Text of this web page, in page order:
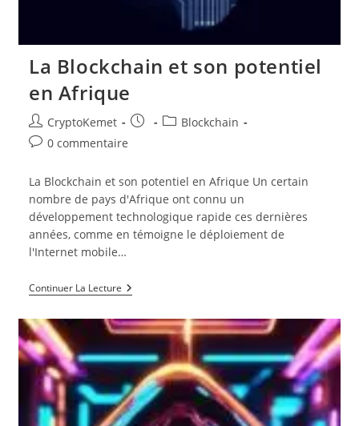
La Blockchain et son potentiel
en Afrique
Auteur/autrice
de
CryptoKemet
Publication
PostBlockchain
Commentaires
la
publication :
0 commentaire
La Blockchain et son potentiel en Afrique Un certain
nombre de pays d'Afrique ont connu un
développement technologique rapide ces dernières
années, comme en témoigne le déploiement de
l'Internet mobile…
Continuer La LectureLa
Blockchain
Son
Potentiel
En
Afrique